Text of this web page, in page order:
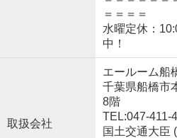
＝＝＝＝
水曜定休：
中！
取扱会社
エールーム船
千葉県船橋市
8階
TEL:047-411-
国土交通大臣